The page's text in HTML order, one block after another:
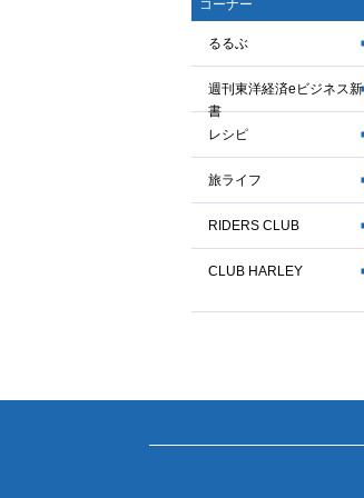
コーナー
るるぶ
週刊東洋経済eビジネス新
書
レシピ
旅ライフ
RIDERS CLUB
CLUB HARLEY